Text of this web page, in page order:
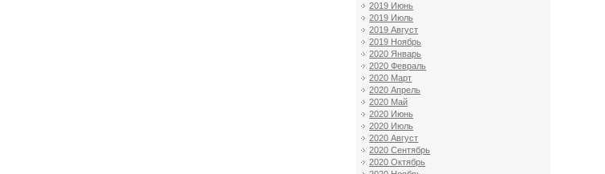
2019 Июнь
2019 Июль
2019 Август
2019 Ноябрь
2020 Январь
2020 Февраль
2020 Март
2020 Апрель
2020 Май
2020 Июнь
2020 Июль
2020 Август
2020 Сентябрь
2020 Октябрь